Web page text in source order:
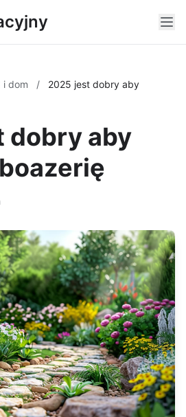
i dom /
2025 jest dobry aby
dobry aby